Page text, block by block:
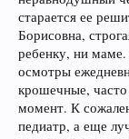
старается ее
Борисовна,
ребенку, ни
осмотры
крошечные,
момент. К
педиатр, а еще